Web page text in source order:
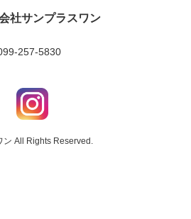
社サンプラスワン
257-5830
ン All Rights Reserved.